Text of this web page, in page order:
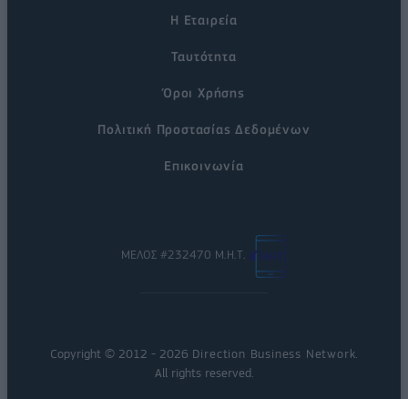
Η Εταιρεία
Ταυτότητα
Όροι Χρήσης
Πολιτική Προστασίας Δεδομένων
Επικοινωνία
ΜΕΛΟΣ #232470 Μ.Η.Τ.
Copyright © 2012 - 2026 Direction Business Network
All rights reserved.